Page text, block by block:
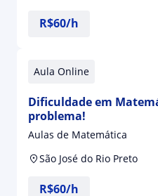
R$60/h
Aula Online
Dificuldade em
problema!
Aulas de Matemática
São José do Rio Preto
R$60/h